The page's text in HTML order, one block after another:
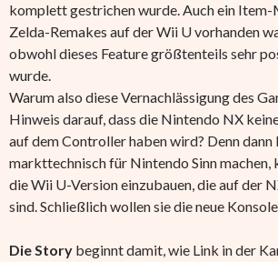
komplett gestrichen wurde. Auch ein Item-
Zelda-Remakes auf der Wii U vorhanden
obwohl dieses Feature größtenteils sehr
wurde.
Warum also diese Vernachlässigung des
Hinweis darauf, dass die Nintendo NX
auf dem Controller haben wird? Denn dann
markttechnisch für Nintendo Sinn machen,
die Wii U-Version einzubauen, die auf der
sind. Schließlich wollen sie die neue
Die Story beginnt damit, wie Link in der